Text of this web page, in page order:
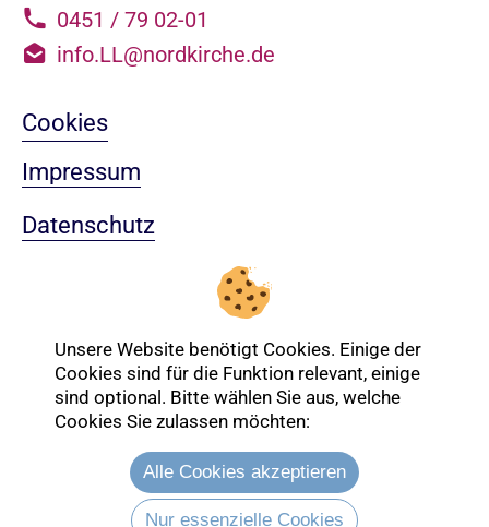
0451 / 79 02-01
info.LL@nordkirche.de
Cookies
Impressum
Datenschutz
Nach oben
Login-Bereich
Unsere Website benötigt Cookies. Einige der
Cookies sind für die Funktion relevant, einige
sind optional. Bitte wählen Sie aus, welche
Cookies Sie zulassen möchten:
Alle Cookies akzeptieren
Nur essenzielle Cookies